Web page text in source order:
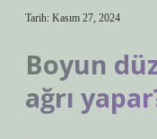
Tarih: Kasım 27, 2024
Boyun
ağrı